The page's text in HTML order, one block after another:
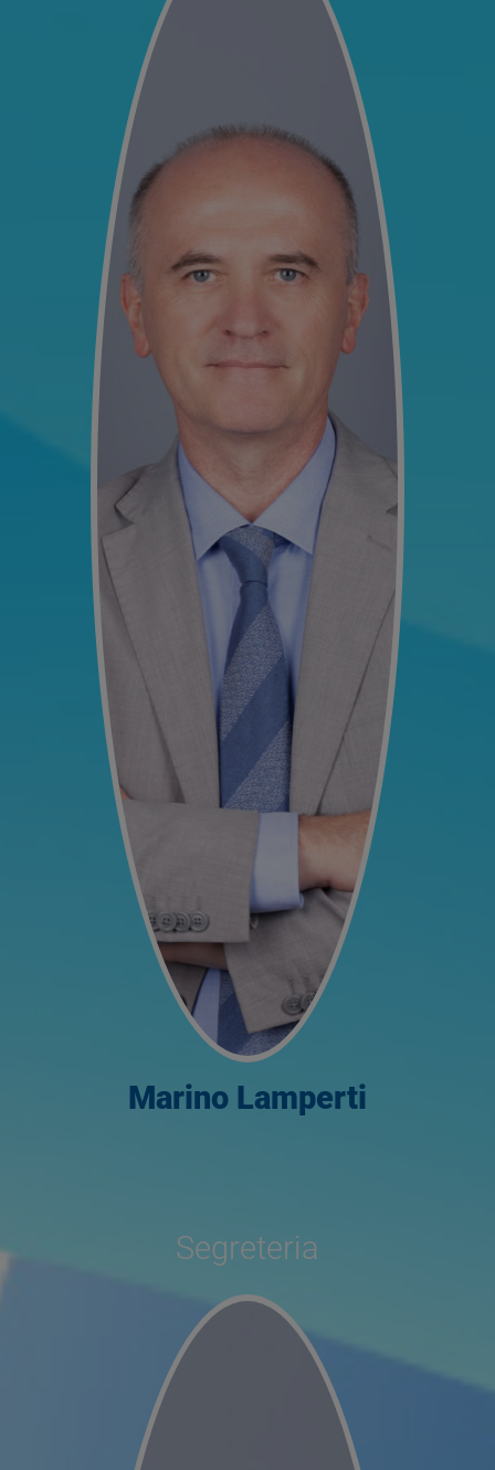
Marino Lamperti
Segreteria